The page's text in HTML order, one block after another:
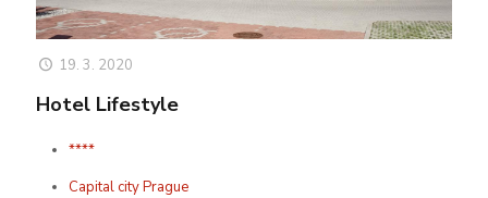
19. 3. 2020
Hotel Lifestyle
****
Capital city Prague